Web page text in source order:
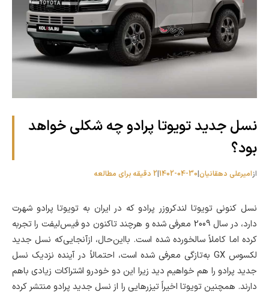
نسل جدید تویوتا پرادو چه شکلی خواهد
بود؟
ازامیرعلی دهقانیان|
1402-04-30
|2 دقیقه برای مطالعه
نسل کنونی تویوتا لندکروزر پرادو که در ایران به تویوتا پرادو شهرت
دارد، در سال 2009 معرفی شده و هرچند تاکنون دو فیس‌لیفت را تجربه
کرده اما کاملاً سالخورده شده است. بااین‌حال، ازآنجایی‌که نسل جدید
لکسوس GX به‌تازگی معرفی شده است، احتمالاً در آینده نزدیک نسل
جدید پرادو را هم خواهیم دید زیرا این دو خودرو اشتراکات زیادی باهم
دارند. همچنین تویوتا اخیراً تیزرهایی را از نسل جدید پرادو منتشر کرده